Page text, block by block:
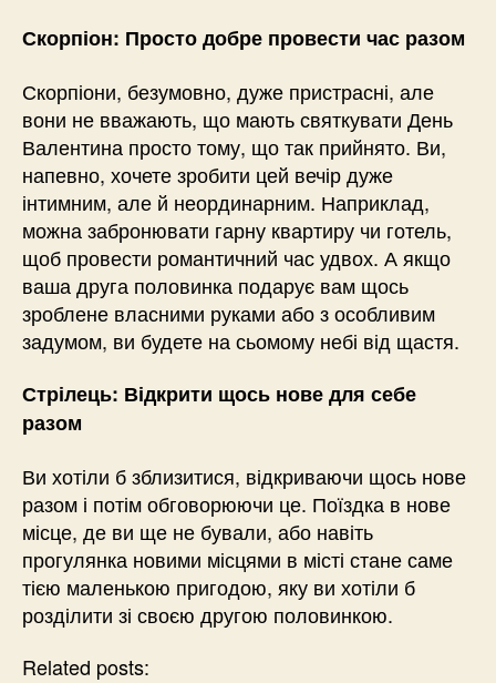
Скорпіон: Просто добре провести час разом
Скорпіони, безумовно, дуже пристрасні, але
вони не вважають, що мають святкувати День
Валентина просто тому, що так прийнято. Ви,
напевно, хочете зробити цей вечір дуже
інтимним, але й неординарним. Наприклад,
можна забронювати гарну квартиру чи готель,
щоб провести романтичний час удвох. А якщо
ваша друга половинка подарує вам щось
зроблене власними руками або з особливим
задумом, ви будете на сьомому небі від щастя.
Стрілець: Відкрити щось нове для себе
разом
Ви хотіли б зблизитися, відкриваючи щось нове
разом і потім обговорюючи це. Поїздка в нове
місце, де ви ще не бували, або навіть
прогулянка новими місцями в місті стане саме
тією маленькою пригодою, яку ви хотіли б
розділити зі своєю другою половинкою.
Related posts: